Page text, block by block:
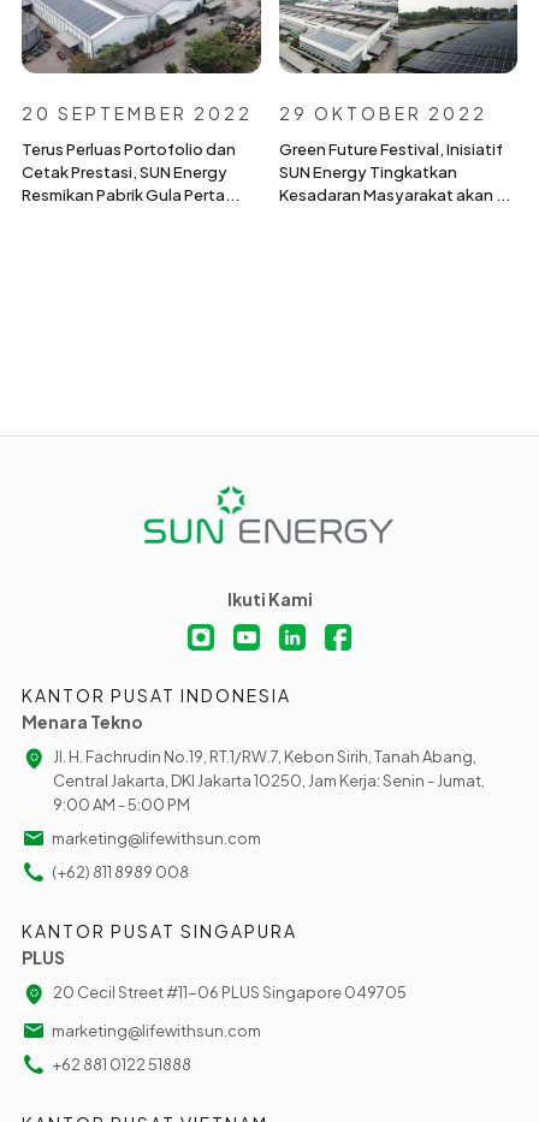
20 SEPTEMBER 2022
Terus Perluas Portofolio dan
Cetak Prestasi, SUN Energy
Resmikan Pabrik Gula Perta...
29 OKTOBER 2022
Green Future Festival, Inisiatif
SUN Energy Tingkatkan
Kesadaran Masyarakat akan ...
Ikuti Kami
KANTOR PUSAT INDONESIA
Menara Tekno
Jl. H. Fachrudin No.19, RT.1/RW.7, Kebon Sirih, Tanah Abang,
Central Jakarta, DKI Jakarta 10250, Jam Kerja: Senin - Jumat,
9:00 AM - 5:00 PM
marketing@lifewithsun.com
(+62) 811 8989 008
KANTOR PUSAT SINGAPURA
PLUS
20 Cecil Street #11-06 PLUS Singapore 049705
marketing@lifewithsun.com
+62 881 0122 51888